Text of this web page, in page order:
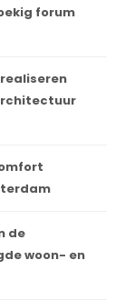
forum
realiseren
de
woon- en